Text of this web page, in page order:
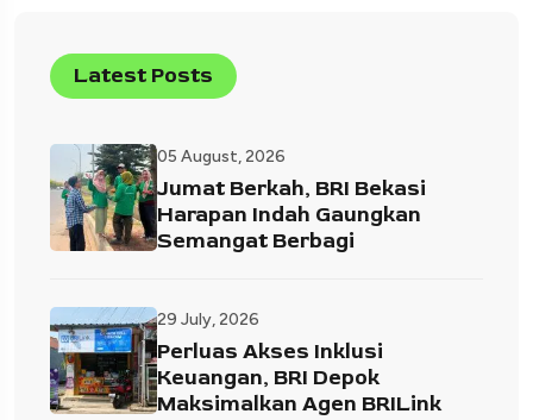
Latest Posts
05 August, 2026
Jumat Berkah, BRI Bekasi
Harapan Indah Gaungkan
Semangat Berbagi
29 July, 2026
Perluas Akses Inklusi
Keuangan, BRI Depok
Maksimalkan Agen BRILink